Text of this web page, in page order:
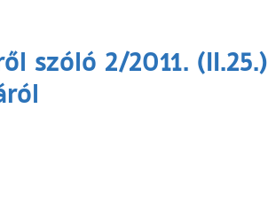
szóló 2/2011. (II.25.)